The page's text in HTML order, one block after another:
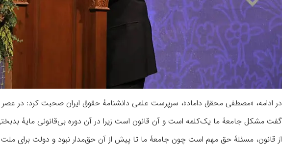
در ادامه، «مصطفی محقق داماد»، سرپرست علمی دانشنامۀ حقوق ایران صحبت کرد: در
گفت مشکل جامعۀ ما یک‌کلمه است و آن قانون است زیرا در آن دوره بی‌قانونی مایۀ
از قانون، مسئلۀ حق مهم است چون جامعۀ ما تا پیش از آن حق‌مدار نبود و دولت برای